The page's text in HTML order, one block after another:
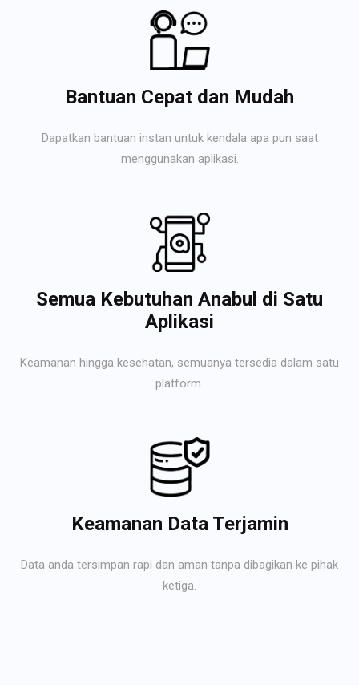
Bantuan Cepat dan Mudah
Dapatkan bantuan instan untuk kendala apa pun saat
menggunakan aplikasi.
Semua Kebutuhan Anabul di Satu
Aplikasi
Keamanan hingga kesehatan, semuanya tersedia dalam satu
platform.
Keamanan Data Terjamin
Data anda tersimpan rapi dan aman tanpa dibagikan ke pihak
ketiga.